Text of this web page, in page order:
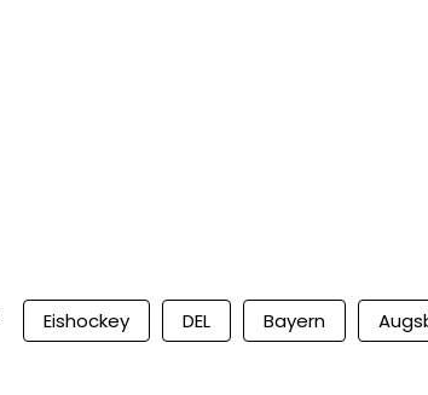
Eishockey DEL Bayern